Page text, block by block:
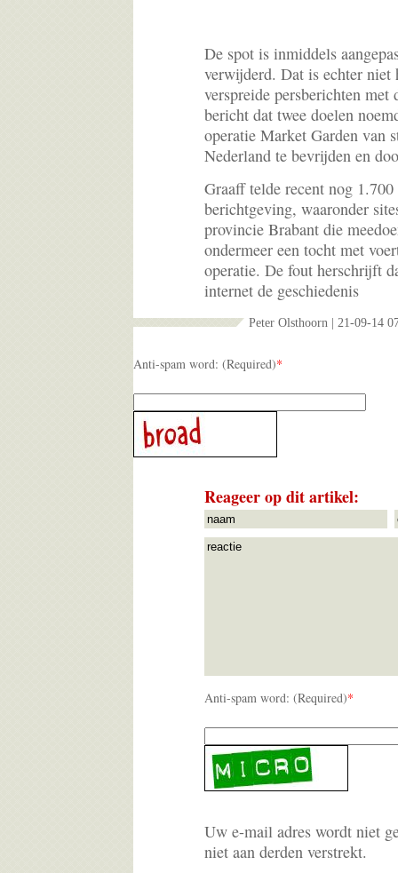
De spot is inmiddels
verwijderd. Dat is echter niet
verspreide persberichten
bericht dat twee doelen
operatie Market Garden van
Nederland te bevrijden en
Graaff telde recent nog
berichtgeving, waaronder
provincie Brabant die
ondermeer een tocht met
operatie. De fout herschrijft
internet de geschiedenis
Peter Olsthoorn | 21-09-14
Anti-spam word: (Required)*
Reageer op dit artikel:
Anti-spam word: (Required)*
Uw e-mail adres wordt niet
niet aan derden verstrekt.